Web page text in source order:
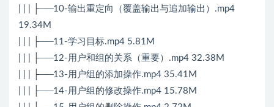
| | | ├──10-输出重定向（覆盖输出与追加输出）.mp4
19.34M
| | | ├──11-学习目标.mp4 5.81M
| | | ├──12-用户和组的关系（重要）.mp4 32.38M
| | | ├──13-用户组的添加操作.mp4 35.41M
| | | ├──14-用户组的修改操作.mp4 15.78M